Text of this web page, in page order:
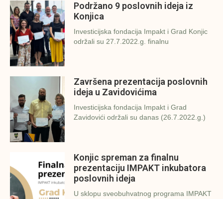
Podržano 9 poslovnih ideja iz
Konjica
Investicijska fondacija Impakt i Grad Konjic
održali su 27.7.2022.g. finalnu
Završena prezentacija poslovnih
ideja u Zavidovićima
Investicijska fondacija Impakt i Grad
Zavidovići održali su danas (26.7.2022.g.)
Konjic spreman za finalnu
prezentaciju IMPAKT inkubatora
poslovnih ideja
U sklopu sveobuhvatnog programa IMPAKT